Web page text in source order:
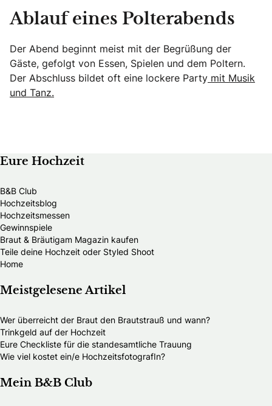
Ablauf eines Polterabends
Der Abend beginnt meist mit der Begrüßung der
Gäste, gefolgt von Essen, Spielen und dem Poltern.
Der Abschluss bildet oft eine lockere Party mit Musik
und Tanz.
Eure Hochzeit
B&B Club
Hochzeitsblog
Hochzeitsmessen
Gewinnspiele
Braut & Bräutigam Magazin kaufen
Teile deine Hochzeit oder Styled Shoot
Home
Meistgelesene Artikel
Wer überreicht der Braut den Brautstrauß und wann?
Trinkgeld auf der Hochzeit
Eure Checkliste für die standesamtliche Trauung
Wie viel kostet ein/e HochzeitsfotografIn?
Mein B&B Club